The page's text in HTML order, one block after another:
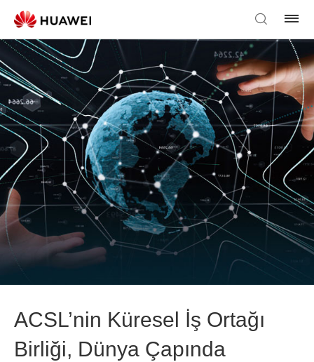
ACSL’nin Küresel İş Ortağı
Birliği, Dünya Çapında